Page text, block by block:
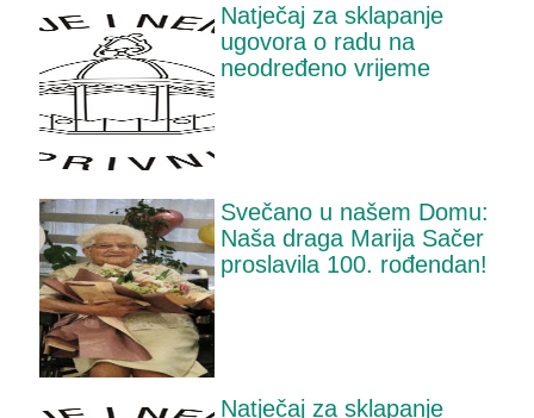
Natječaj za sklapanje
ugovora o radu na
neodređeno vrijeme
Svečano u našem Domu:
Naša draga Marija Sačer
proslavila 100. rođendan!
Natječaj za sklapanje